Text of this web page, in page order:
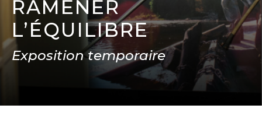
RAMENER
L’ÉQUILIBRE
Exposition temporaire